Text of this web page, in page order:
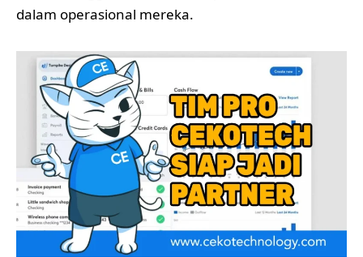
dalam operasional mereka.